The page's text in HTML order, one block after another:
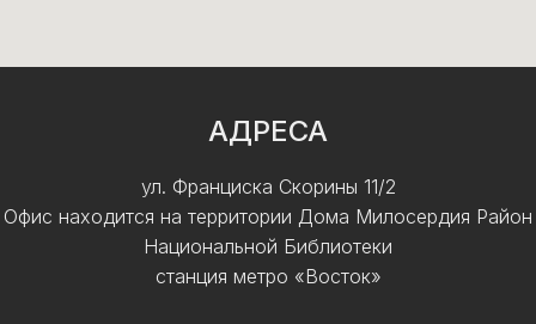
АДРЕСА
ул. Франциска Скорины 11/2
Офис находится на территории Дома Милосердия Район
Национальной Библиотеки
станция метро «Восток»